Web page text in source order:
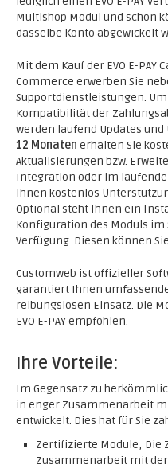
Multishop Modul und schon
dasselbe Konto abgewickelt
Mit dem Kauf der EVO E-PAY
Commerce erwerben Sie
Supportdienstleistungen.
Kompatibilität der
werden laufend Updates
12 Monaten erhalten Sie
Aktualisierungen bzw.
Integration oder im
Ihnen kostenlos
Optional steht Ihnen ein
Konfiguration des Moduls im
Verfügung. Diesen können
Customweb ist offizieller
garantiert Ihnen
reibungslosen Einsatz. Die
EVO E-PAY empfohlen.
Ihre Vorteile:
Im Gegensatz zu
in enger Zusammenarbeit
entwickelt. Dies hat für Sie
Zertifizierte Module; Die
Zusammenarbeit mit